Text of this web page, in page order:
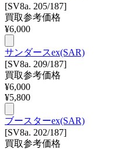
[SV8a. 205/187]
買取参考価格
¥6,000
サンダースex(SAR)
[SV8a. 209/187]
買取参考価格
¥6,000
¥5,800
ブースターex(SAR)
[SV8a. 202/187]
買取参考価格